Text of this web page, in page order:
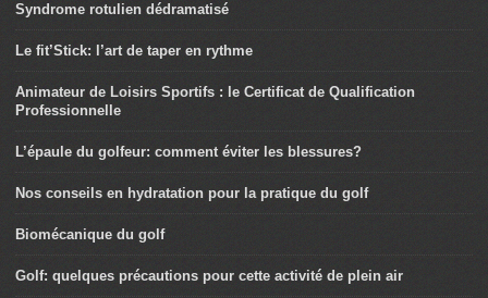
Syndrome rotulien dédramatisé
Le fit’Stick: l’art de taper en rythme
Animateur de Loisirs Sportifs : le Certificat de Qualification
Professionnelle
L’épaule du golfeur: comment éviter les blessures?
Nos conseils en hydratation pour la pratique du golf
Biomécanique du golf
Golf: quelques précautions pour cette activité de plein air